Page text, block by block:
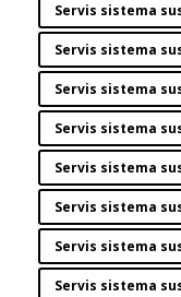
Servis sistema
Servis sistema
Servis sistema
Servis sistema
Servis sistema
Servis sistema
Servis sistema
Servis sistema